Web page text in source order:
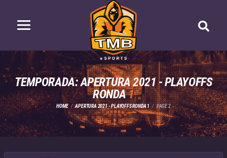
TEMPORADA: APERTURA 2021 - PLAYOFFS
RONDA1
HOME APERTURA 2021 - PLAYOFFS RONDA 1 PAGE 2